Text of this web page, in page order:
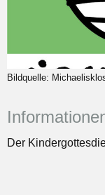
Bildquelle:
Der